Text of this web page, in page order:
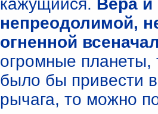
кажущийся. Вера и
непреодолимой,
огненной
огромные планеты,
было бы привести
рычага, то можно